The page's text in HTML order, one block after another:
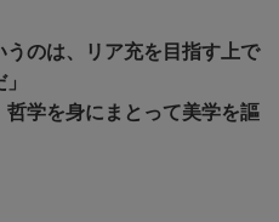
うのは、リア充を目指す上で
哲学を身にまとって美学を謳